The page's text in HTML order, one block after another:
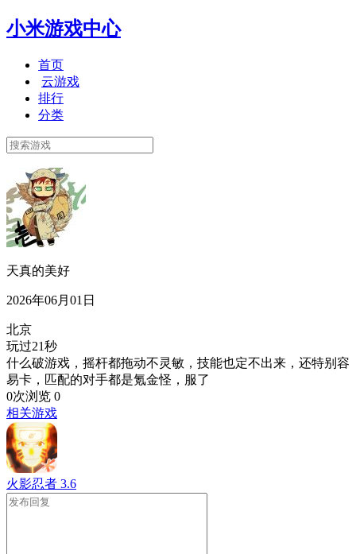
小米游戏中心
首页
云游戏
排行
分类
天真的美好
2026年06月01日
北京
玩过21秒
什么破游戏，摇杆都拖动不灵敏，技能也定不出来，还特别容
易卡，匹配的对手都是氪金怪，服了
0次浏览 0
相关游戏
火影忍者 3.6